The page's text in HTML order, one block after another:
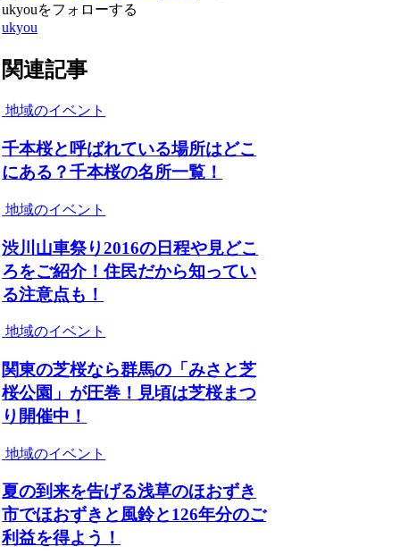
ukyouをフォローする
ukyou
関連記事
地域のイベント
千本桜と呼ばれている場所はどこ
にある？千本桜の名所一覧！
地域のイベント
渋川山車祭り2016の日程や見どこ
ろをご紹介！住民だから知ってい
る注意点も！
地域のイベント
関東の芝桜なら群馬の「みさと芝
桜公園」が圧巻！見頃は芝桜まつ
り開催中！
地域のイベント
夏の到来を告げる浅草のほおずき
市でほおずきと風鈴と126年分のご
利益を得よう！